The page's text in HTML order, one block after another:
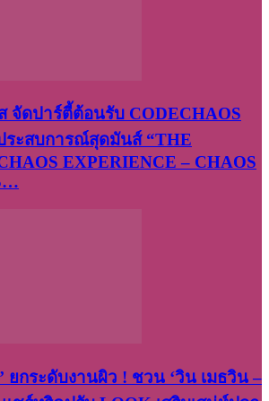
จัดปาร์ตี้ต้อนรับ CODECHAOS
ระสบการณ์สุดมันส์ “THE
EXPERIENCE – CHAOS
ยกระดับงานผิว ! ชวน ‘วิน เมธวิน –